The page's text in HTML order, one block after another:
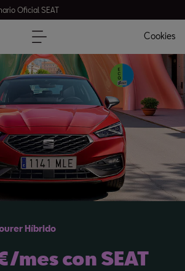
Oficial SEAT
Cookies
Híbrido
mes con SEAT